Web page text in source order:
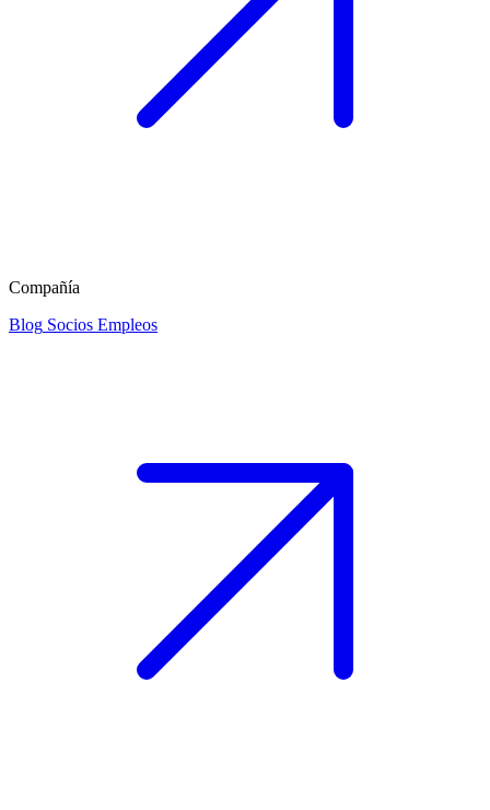
Compañía
Blog Socios Empleos